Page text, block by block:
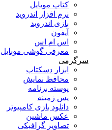
کتاب موبایل
نرم افزار اندروید
بازی اندروید
اس ام اس
معرفی گوشی موبایل
ابزار دسکتاپ
محافظ نمایش
پوسته برنامه
پس زمینه
دانلود بازی کامپیوتر
عکس ماشین
تصاویر گرافیکی